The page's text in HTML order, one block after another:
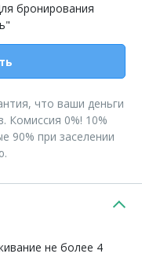
бронирования
что ваши деньги
Комиссия 0%! 10%
90% при заселении
не более 4